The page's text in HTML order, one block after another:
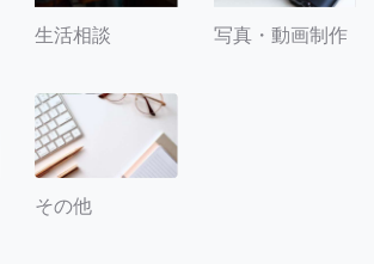
生活相談 写真・動画制作
その他